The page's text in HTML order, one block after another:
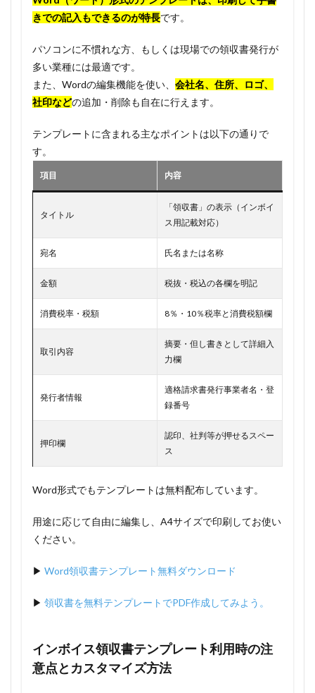
きでの記入もできるのが特長です。
パソコンに不慣れな方、もしくは現場での領収書発行が
多い業種には最適です。
また、Wordの編集機能を使い、 会社名、住所、ロゴ、
社印などの追加・削除も自在に行えます。
テンプレートに含まれる主なポイントは以下の通りで
す。
項目 内容
タイトル
「領収書」の表示（インボイ
ス用記載対応）
宛名 氏名または名称
金額 税抜・税込の各欄を明記
消費税率・税額 8％・10％税率と消費税額欄
取引内容
摘要・但し書きとして詳細入
力欄
発行者情報
適格請求書発行事業者名・登
録番号
押印欄
認印、社判等が押せるスペー
ス
Word形式でもテンプレートは無料配布しています。
用途に応じて自由に編集し、A4サイズで印刷してお使い
ください。
▶ Word領収書テンプレート無料ダウンロード
▶ 領収書を無料テンプレートでPDF作成してみよう。
インボイス領収書テンプレート利用時の注
意点とカスタマイズ方法